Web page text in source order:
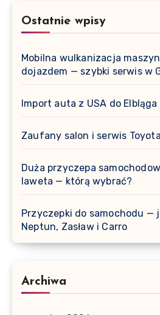
Ostatnie wpisy
Mobilna wulkanizacja
dojazdem — szybki serwis w
Import auta z USA do
Zaufany salon i serwis
Duża przyczepa
laweta — którą wybrać?
Przyczepki do samochodu —
Neptun, Zasław i Carro
Archiwa